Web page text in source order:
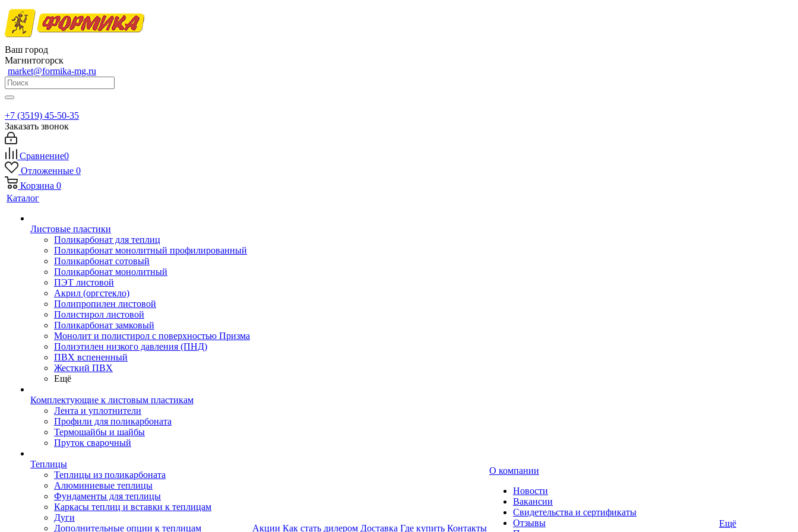
Ваш город
Магнитогорск
market@formika-mg.ru
+7 (3519) 45-50-35
Заказать звонок
Сравнение0
Отложенные 0
Корзина 0
Каталог
Листовые пластики
Поликарбонат для теплиц
Поликарбонат монолитный профилированный
Поликарбонат сотовый
Поликарбонат монолитный
ПЭТ листовой
Акрил (оргстекло)
Полипропилен листовой
Полистирол листовой
Поликарбонат замковый
Монолит и полистирол с поверхностью Призма
Полиэтилен низкого давления (ПНД)
ПВХ вспененный
Жесткий ПВХ
Ещё
Комплектующие к листовым пластикам
Лента и уплотнители
Профили для поликарбоната
Термошайбы и шайбы
Пруток сварочный
Теплицы
Теплицы из поликарбоната
Алюминиевые теплицы
Фундаменты для теплицы
Каркасы теплиц и вставки к теплицам
Дуги
Дополнительные опции к теплицам
Акции Как стать дилером Доставка Где купить Контакты
О компании
Новости
Вакансии
Свидетельства и сертификаты
Отзывы
Ещё